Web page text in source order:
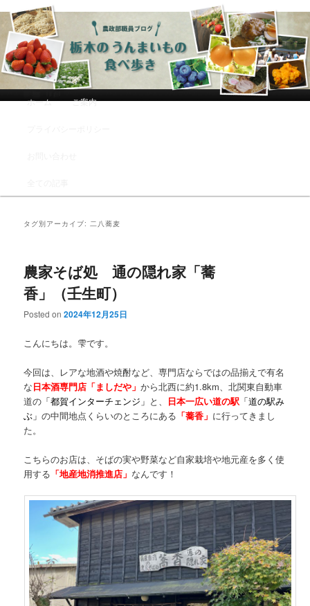
農政部職員ブログ「栃木のうんまい
もの食べ歩き」
メインコンテンツへ移動
サブコンテンツへ移動
ホーム ご案内
タグ別アーカイブ:二八蕎麦
農家そば処 通の隠れ家「蕎
香」（壬生町）
Posted on2024年12月25日
こんにちは。雫です。
今回は、レアな地酒や焼酎など、専門店ならではの品揃えで有名
な日本酒専門店「ましだや」から北西に約1.8km、北関東自動車
道の 「都賀インターチェンジ」 と、 日本一広い道の駅 「道の駅み
ぶ」の中間地点くらいのところにある 「蕎香」 に行ってきまし
た。
こちらのお店は、そばの実や野菜など自家栽培や地元産を多く使
用する 「地産地消推進店」 なんです！